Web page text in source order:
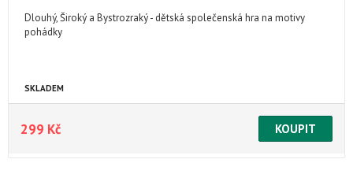
Dlouhý, Široký a Bystrozraký - dětská společenská hra na motivy
pohádky
SKLADEM
299 Kč